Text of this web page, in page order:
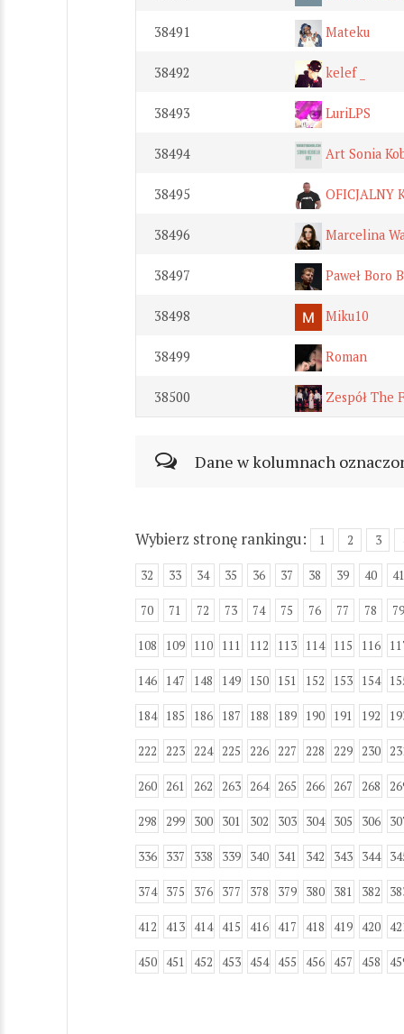
38491 Mateku
38492 kelef _
38493 LuriLPS
38494 Art Sonia
38495 OFICJALNY
38496 Marcelina
38497 Paweł Boro
38498 Miku10
38499 Roman
38500 Zespół The
Dane w kolumnach
Wybierz stronę rankingu: 1 2 3
32 33 34 35 36 37 38 39 40 41
70 71 72 73 74 75 76 77 78 79
108 109 110 111 112 113 114 115 116
146 147 148 149 150 151 152 153 154
184 185 186 187 188 189 190 191 192
222 223 224 225 226 227 228 229 230
260 261 262 263 264 265 266 267 268
298 299 300 301 302 303 304 305 306
336 337 338 339 340 341 342 343 344
374 375 376 377 378 379 380 381 382
412 413 414 415 416 417 418 419 420
450 451 452 453 454 455 456 457 458